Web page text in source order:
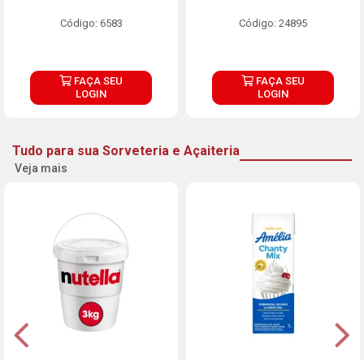
Código: 6583
FAÇA SEU
LOGIN
Código: 24895
FAÇA SEU
LOGIN
Tudo para sua Sorveteria e Açaiteria
Veja mais